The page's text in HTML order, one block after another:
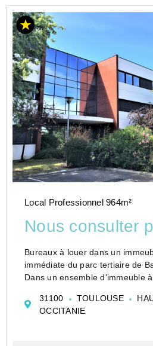
Local Professionnel 964m²
Nous consulter
Bureaux à louer dans un
immédiate du parc tertiaire de
Dans un ensemble d'immeuble
Emplacements de voitures
Site clôt...
31100 TOULOUSE
OCCITANIE